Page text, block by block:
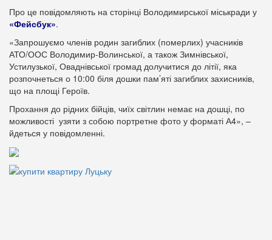
Про це повідомляють на сторінці Володимирської міськради у
«Фейсбук».
«Запрошуємо членів родин загиблих (померлих) учасників
АТО/ООС Володимир-Волинської, а також Зимнівської,
Устилузької, Оваднівської громад долучитися до літії, яка
розпочнеться о 10:00 біля дошки пам’яті загиблих захисників,
що на площі Героїв.
Прохання до рідних бійців, чиїх світлин немає на дошці, по
можливості узяти з собою портретне фото у форматі А4», –
йдеться у повідомленні.